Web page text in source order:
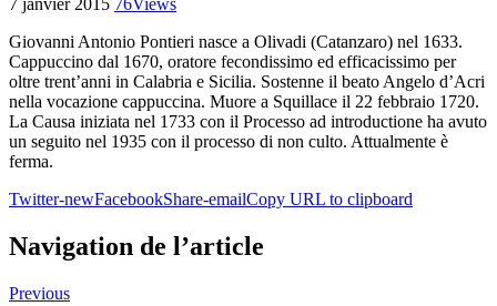
Giovanni Antonio Pontieri nasce a Olivadi (Catanzaro) nel 1633.
Cappuccino dal 1670, oratore fecondissimo ed efficacissimo per
oltre trent’anni in Calabria e Sicilia. Sostenne il beato Angelo d’Acri
nella vocazione cappuccina. Muore a Squillace il 22 febbraio 1720.
La Causa iniziata nel 1733 con il Processo ad introductione ha avuto
un seguito nel 1935 con il processo di non culto. Attualmente è
ferma.
Twitter-newFacebookShare-emailCopy URL to clipboard
Navigation de l’article
Previous